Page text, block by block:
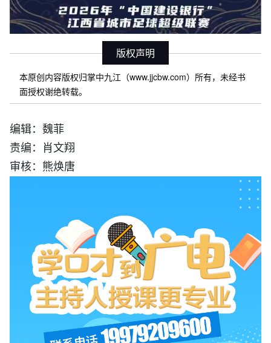
版权声明
本原创内容版权归掌中九江（www.jjcbw.com）所有，未经书
面授权谢绝转载。
编辑：魏菲
责编：肖文翔
审核：熊焕唐